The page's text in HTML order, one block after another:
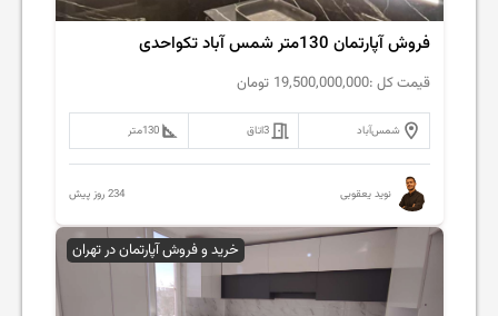
فروش آپارتمان 130متر شمس آباد تکواحدی
قیمت کل :19,500,000,000 تومان
شمس‌آباد 3اتاق 130متر
نوید یعقوبی 234 روز پیش
خرید و فروش آپارتمان در تهران